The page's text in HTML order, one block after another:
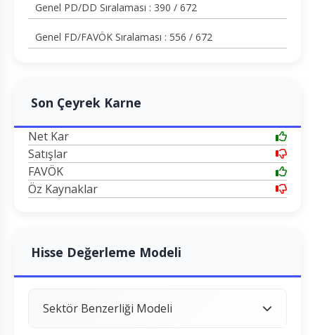
Genel PD/DD Sıralaması : 390 / 672
Genel FD/FAVÖK Sıralaması : 556 / 672
Son Çeyrek Karne
Net Kar
Satışlar
FAVÖK
Öz Kaynaklar
Hisse Değerleme Modeli
Sektör Benzerliği Modeli